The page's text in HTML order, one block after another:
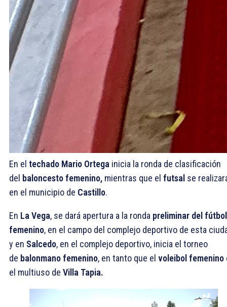
En el techado Mario Ortega inicia la ronda de clasificación
del baloncesto femenino, mientras que el futsal se
en el municipio de Castillo.
En La Vega, se dará apertura a la ronda preliminar del
femenino, en el campo del complejo deportivo de esta
y en Salcedo, en el complejo deportivo, inicia el torneo
de balonmano femenino, en tanto que el voleibol femenino
el multiuso de Villa Tapia.